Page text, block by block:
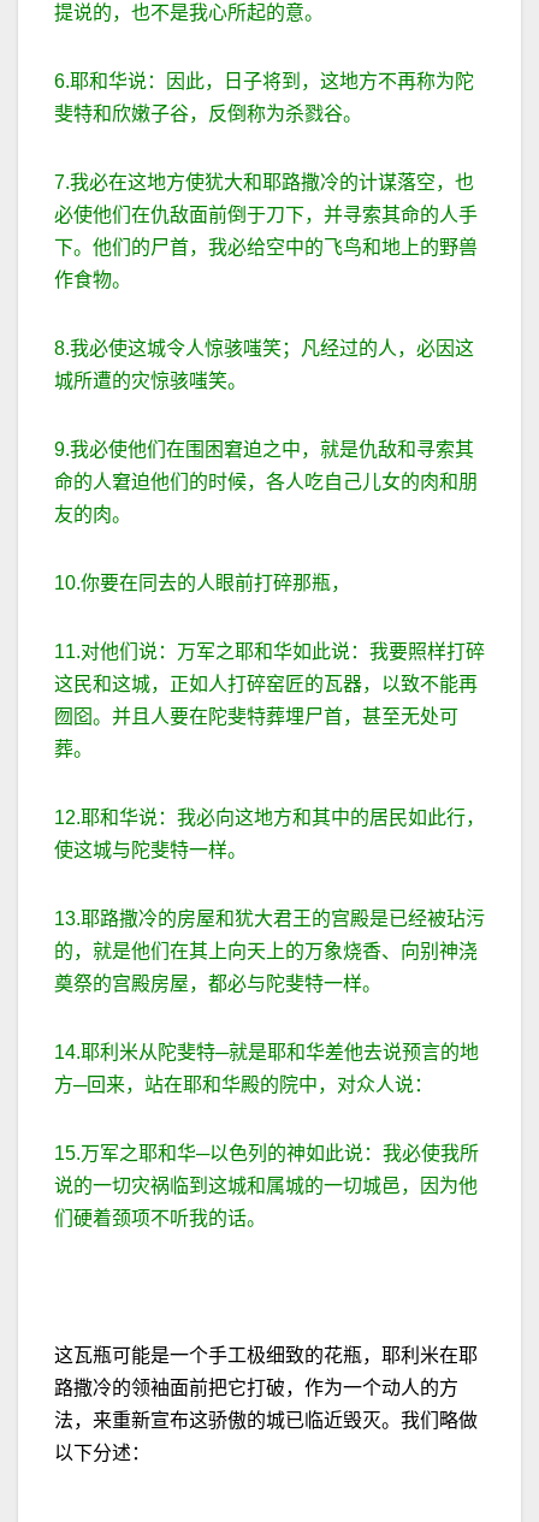
提说的，也不是我心所起的意。
6.耶和华说：因此，日子将到，这地方不再称为陀
斐特和欣嫩子谷，反倒称为杀戮谷。
7.我必在这地方使犹大和耶路撒冷的计谋落空，也
必使他们在仇敌面前倒于刀下，并寻索其命的人手
下。他们的尸首，我必给空中的飞鸟和地上的野兽
作食物。
8.我必使这城令人惊骇嗤笑；凡经过的人，必因这
城所遭的灾惊骇嗤笑。
9.我必使他们在围困窘迫之中，就是仇敌和寻索其
命的人窘迫他们的时候，各人吃自己儿女的肉和朋
友的肉。
10.你要在同去的人眼前打碎那瓶，
11.对他们说：万军之耶和华如此说：我要照样打碎
这民和这城，正如人打碎窑匠的瓦器，以致不能再
囫囵。并且人要在陀斐特葬埋尸首，甚至无处可
葬。
12.耶和华说：我必向这地方和其中的居民如此行，
使这城与陀斐特一样。
13.耶路撒冷的房屋和犹大君王的宫殿是已经被玷污
的，就是他们在其上向天上的万象烧香、向别神浇
奠祭的宫殿房屋，都必与陀斐特一样。
14.耶利米从陀斐特─就是耶和华差他去说预言的地
方─回来，站在耶和华殿的院中，对众人说：
15.万军之耶和华─以色列的神如此说：我必使我所
说的一切灾祸临到这城和属城的一切城邑，因为他
们硬着颈项不听我的话。
这瓦瓶可能是一个手工极细致的花瓶，耶利米在耶
路撒冷的领袖面前把它打破，作为一个动人的方
法，来重新宣布这骄傲的城已临近毁灭。我们略做
以下分述：